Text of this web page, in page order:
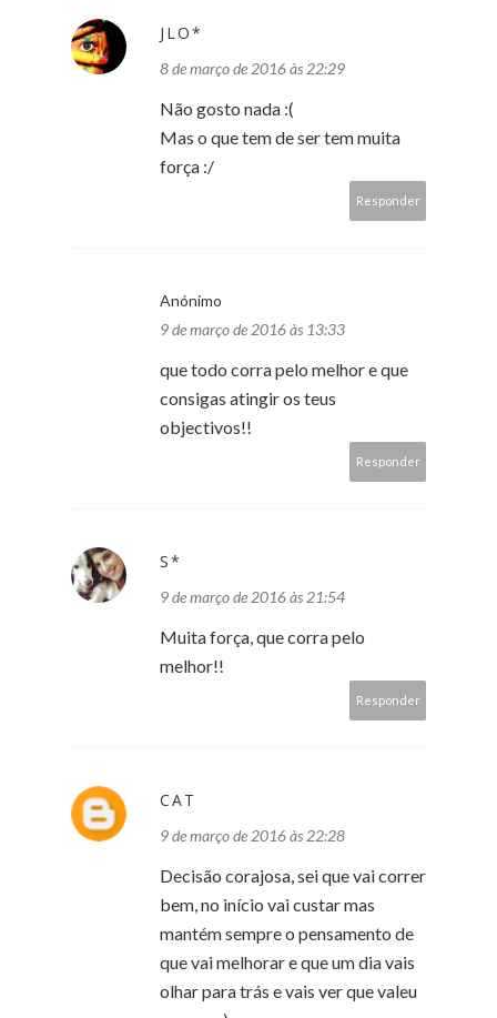
JLO*
8 de março de 2016 às 22:29
Não gosto nada :(
Mas o que tem de ser tem muita
força :/
Responder
Anónimo
9 de março de 2016 às 13:33
que todo corra pelo melhor e que
consigas atingir os teus
objectivos!!
Responder
S*
9 de março de 2016 às 21:54
Muita força, que corra pelo
melhor!!
Responder
CAT
9 de março de 2016 às 22:28
Decisão corajosa, sei que vai correr
bem, no início vai custar mas
mantém sempre o pensamento de
que vai melhorar e que um dia vais
olhar para trás e vais ver que valeu